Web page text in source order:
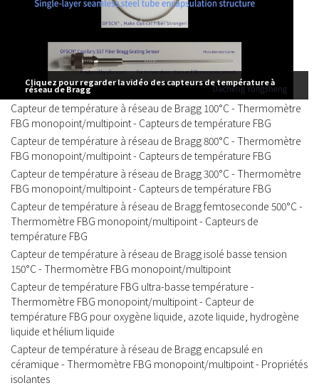
Cliquez pour regarder la vidéo des capteurs de température à
réseau de Bragg
Capteur de température à réseau de Bragg 100°C - Thermomètre
FBG monopoint/multipoint - Capteurs de température FBG
Capteur de température à réseau de Bragg 800°C - Thermomètre
FBG monopoint/multipoint - Capteurs de température FBG
Capteur de température à réseau de Bragg 300°C - Thermomètre
FBG monopoint/multipoint - Capteurs de température FBG
Capteur de température à réseau de Bragg femtoseconde 500°C -
Thermomètre FBG monopoint/multipoint - Capteurs de
température FBG
Capteur de température à réseau de Bragg isolé basse tension
150°C - Thermomètre FBG monopoint/multipoint
Capteur de température FBG ultra-basse température -
Thermomètre FBG monopoint/multipoint - Capteur de
température FBG pour oxygène liquide, azote liquide, hydrogène
liquide et hélium liquide
Capteur de température à réseau de Bragg encapsulé en
céramique - Thermomètre FBG monopoint/multipoint - Propriétés
isolantes